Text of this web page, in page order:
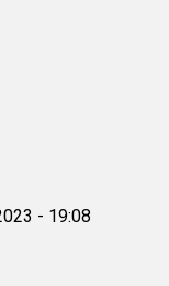
- 19:08